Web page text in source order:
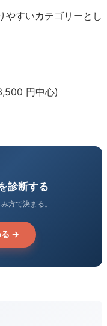
やすいカテゴリーとし
円中心)
診断する
方で決まる。
る →